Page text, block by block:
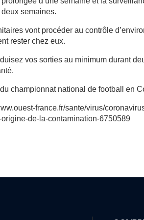
semaines.
vont procéder au contrôle
rester chez eux.
vos sorties au minimum durant
du championnat national de football en
france.fr/sante/virus/
de-la-contamination-6750589